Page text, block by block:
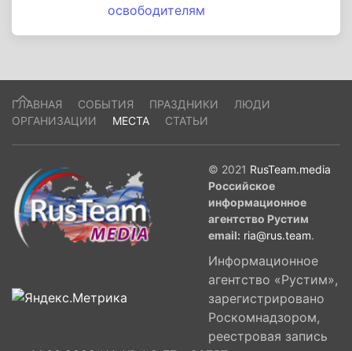
освободителям
ГЛАВНАЯ СОБЫТИЯ ПРАЗДНИКИ
ЛЮДИ
ОРГАНИЗАЦИИ
МЕСТА СТАТЬИ
© 2021 RusTeam.media
Российское
информационное
агентство Рустим
email: ria@rus.team.
Информационное
агентство «Рустим»,
зарегистрировано
Роскомнадзором,
реестровая запись